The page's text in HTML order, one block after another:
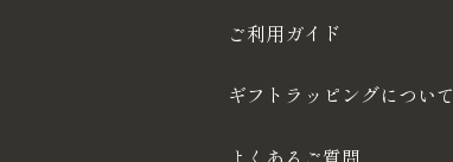
ご利用ガイド
ギフトラッピングについて